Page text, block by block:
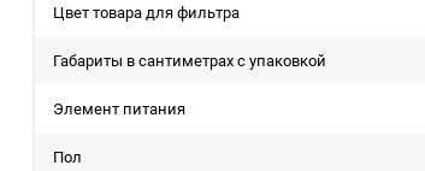
Цвет товара для фильтра
Габариты в сантиметрах с упаковкой
Элемент питания
Пол